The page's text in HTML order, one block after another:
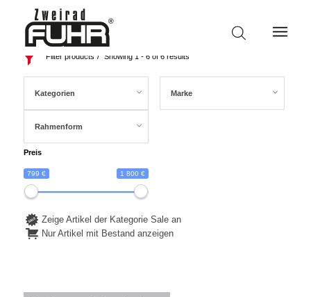
Filter products Showing 1 - 6 of 6 results
Kategorien Marke
Rahmenform
Preis
799 € 1 800 €
Zeige Artikel der Kategorie Sale an
Nur Artikel mit Bestand anzeigen